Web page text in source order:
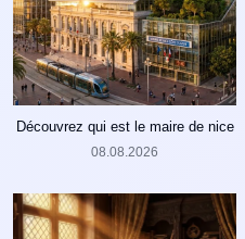
Découvrez qui est le maire de nice
08.08.2026